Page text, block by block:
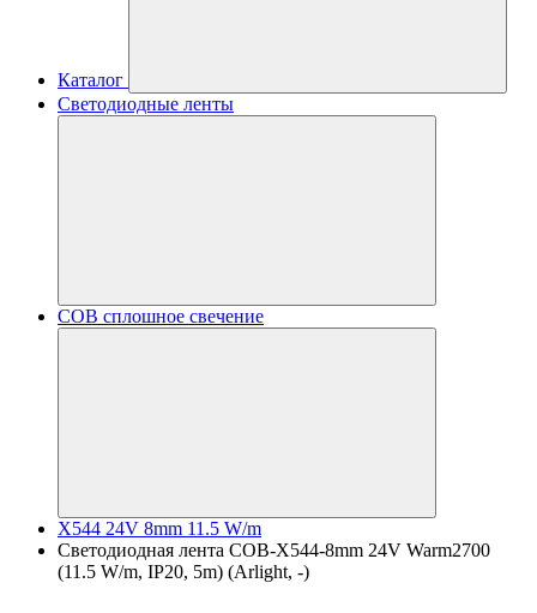
Каталог
Светодиодные ленты
COB сплошное свечение
X544 24V 8mm 11.5 W/m
Светодиодная лента COB-X544-8mm 24V Warm2700
(11.5 W/m, IP20, 5m) (Arlight, -)